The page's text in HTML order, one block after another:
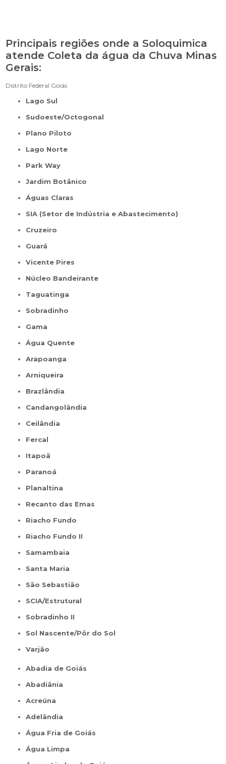
Principais regiões onde a Soloquimica
atende Coleta da água da Chuva Minas
Gerais:
Distrito Federal Goiás
Lago Sul
Sudoeste/Octogonal
Plano Piloto
Lago Norte
Park Way
Jardim Botânico
Águas Claras
SIA (Setor de Indústria e Abastecimento)
Cruzeiro
Guará
Vicente Pires
Núcleo Bandeirante
Taguatinga
Sobradinho
Gama
Água Quente
Arapoanga
Arniqueira
Brazlândia
Candangolândia
Ceilândia
Fercal
Itapoã
Paranoá
Planaltina
Recanto das Emas
Riacho Fundo
Riacho Fundo II
Samambaia
Santa Maria
São Sebastião
SCIA/Estrutural
Sobradinho II
Sol Nascente/Pôr do Sol
Varjão
Abadia de Goiás
Abadiânia
Acreúna
Adelândia
Água Fria de Goiás
Água Limpa